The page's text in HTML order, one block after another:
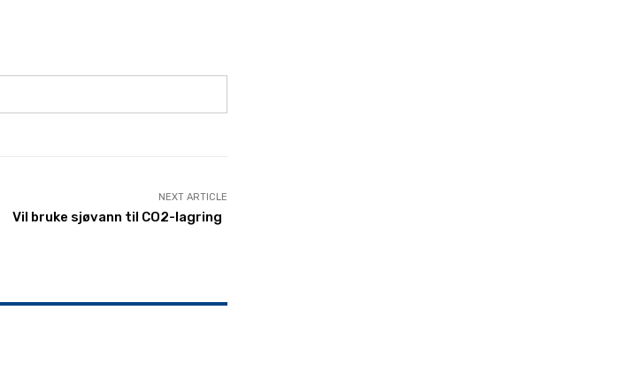
NEXT ARTICLE
Vil bruke sjøvann til CO2-lagring